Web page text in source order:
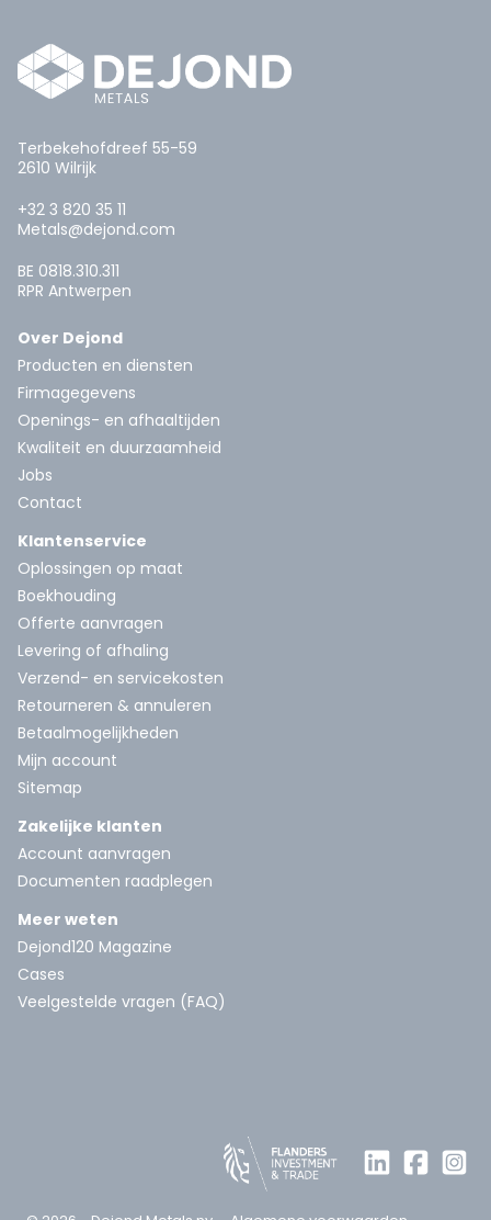
Terbekehofdreef 55-59
2610 Wilrijk
+32 3 820 35 11
Metals@dejond.com
BE 0818.310.311
RPR Antwerpen
Over Dejond
Producten en diensten
Firmagegevens
Openings- en afhaaltijden
Kwaliteit en duurzaamheid
Jobs
Contact
Klantenservice
Oplossingen op maat
Boekhouding
Offerte aanvragen
Levering of afhaling
Verzend- en servicekosten
Retourneren & annuleren
Betaalmogelijkheden
Mijn account
Sitemap
Zakelijke klanten
Account aanvragen
Documenten raadplegen
Meer weten
Dejond120 Magazine
Cases
Veelgestelde vragen (FAQ)